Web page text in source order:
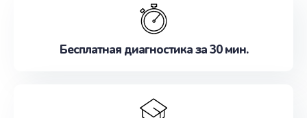
Бесплатная диагностика за 30 мин.